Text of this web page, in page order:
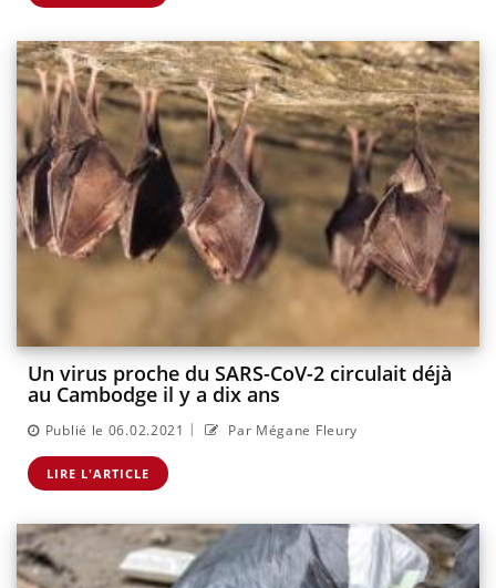
Un virus proche du SARS-CoV-2 circulait déjà
au Cambodge il y a dix ans
Publié le 06.02.2021 | Par Mégane Fleury
LIRE L'ARTICLE